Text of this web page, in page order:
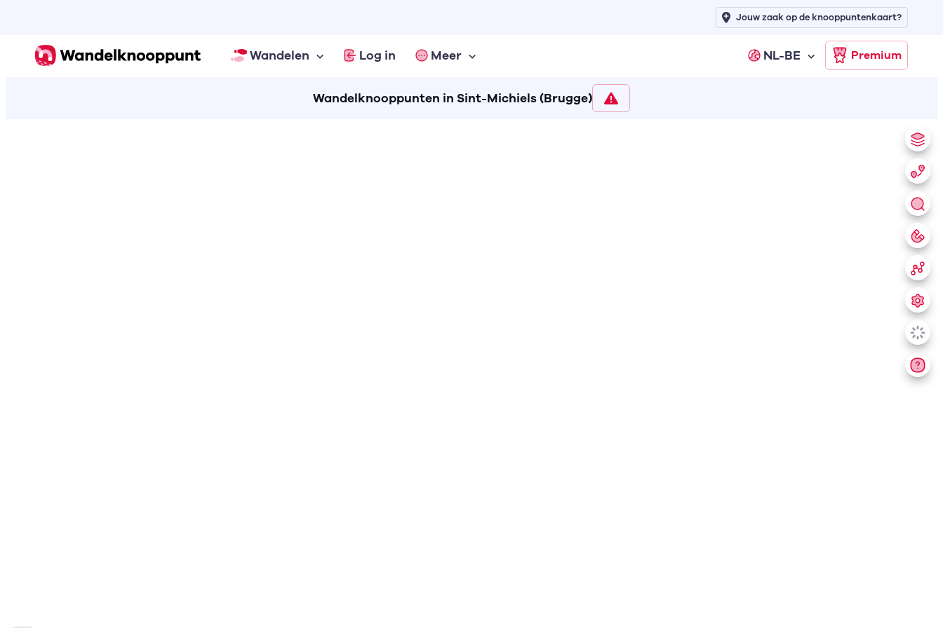
Wandelen Log in Meer NL-BE Premium
Jouw zaak op de knooppuntenkaart?
Wandelknooppunten in Sint-Michiels (Brugge)